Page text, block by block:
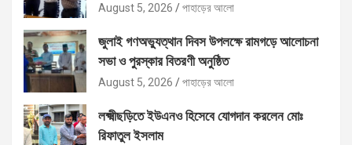
August 5, 2026 পাহাড়ের আলো
জুলাই গণঅভ্যুত্থান দিবস উপলক্ষে রামগড়ে আলোচনা
সভা ও পুরস্কার বিতরণী অনুষ্ঠিত
August 5, 2026 পাহাড়ের আলো
লক্ষ্মীছড়িতে ইউএনও হিসেবে যোগদান করলেন মোঃ
রিফাতুল ইসলাম